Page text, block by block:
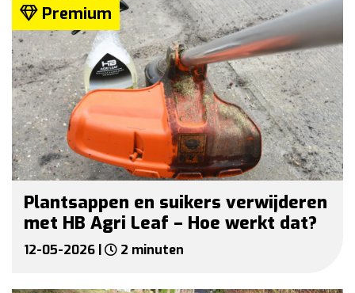
Premium
Plantsappen en suikers verwijderen
met HB Agri Leaf – Hoe werkt dat?
12-05-2026 | 2 minuten